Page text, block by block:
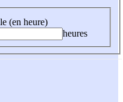
(en heure)
heures